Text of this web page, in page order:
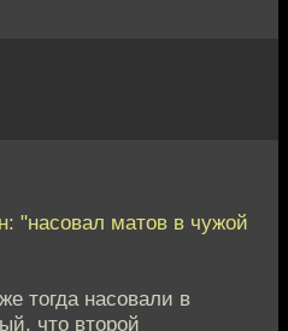
"насовал матов в чужой
тогда насовали в
что второй